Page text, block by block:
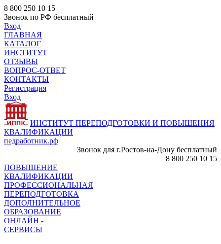
8 800 250 10 15
Звонок по РФ бесплатный
Вход
ГЛАВНАЯ
КАТАЛОГ
ИНСТИТУТ
ОТЗЫВЫ
ВОПРОС-ОТВЕТ
КОНТАКТЫ
Регистрация
Вход
ИНСТИТУТ ПЕРЕПОДГОТОВКИ И ПОВЫШЕНИЯ
КВАЛИФИКАЦИИ
педработник.рф
Звонок для г.Ростов-на-Дону бесплатный
8 800 250 10 15
ПОВЫШЕНИЕ
КВАЛИФИКАЦИИ
ПРОФЕССИОНАЛЬНАЯ
ПЕРЕПОДГОТОВКА
ДОПОЛНИТЕЛЬНОЕ
ОБРАЗОВАНИЕ
ОНЛАЙН -
СЕРВИСЫ